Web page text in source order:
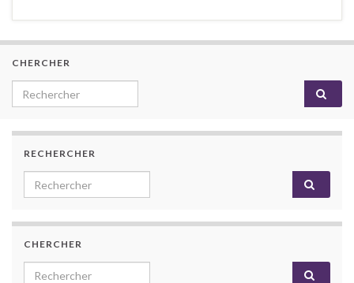
CHERCHER
Search for:
RECHERCHER
Search for:
CHERCHER
Search for: